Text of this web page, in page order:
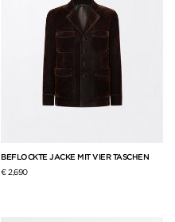
BEFLOCKTE JACKE MIT VIER TASCHEN
€ 2,690